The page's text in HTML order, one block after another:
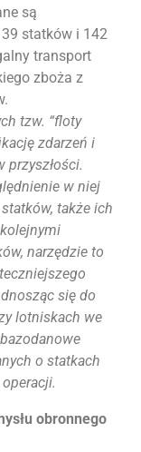
są
statków i 142
transport
zboża z
tzw. “floty
zdarzeń i
przyszłości.
w niej
także ich
narzędzie to
się do
lotniskach we
o statkach
obronnego